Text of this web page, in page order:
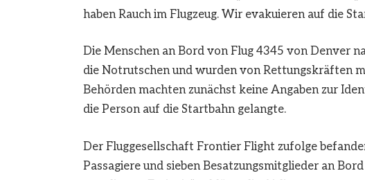
haben Rauch im Flugzeug. Wir evakuieren auf die
Die Menschen an Bord von Flug 4345 von Denver
die Notrutschen und wurden von Rettungskräften
Behörden machten zunächst keine Angaben zur
die Person auf die Startbahn gelangte.
Der Fluggesellschaft Frontier Flight zufolge
Passagiere und sieben Besatzungsmitglieder an